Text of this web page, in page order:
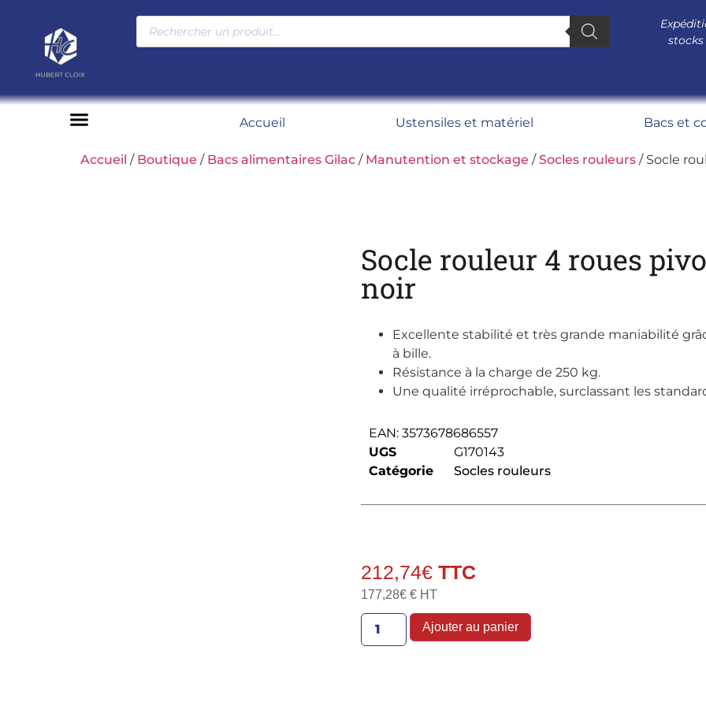
Accueil Ustensiles et matériel Bacs et
Accueil / Boutique / Bacs alimentaires Gilac / Manutention et stockage /Socles rouleurs / Socle
Socle rouleur 4 roues
noir
Excellente stabilité et très grande maniabilité
à bille.
Résistance à la charge de 250 kg.
Une qualité irréprochable, surclassant les
EAN: 3573678686557
UGS
G170143
Catégorie
Socles rouleurs
212,74€
177,28€€ HT
Ajouter au panier